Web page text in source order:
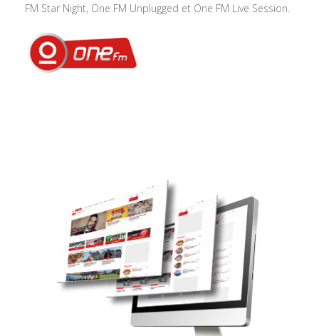
FM Star Night, One FM Unplugged et One FM Live Session.